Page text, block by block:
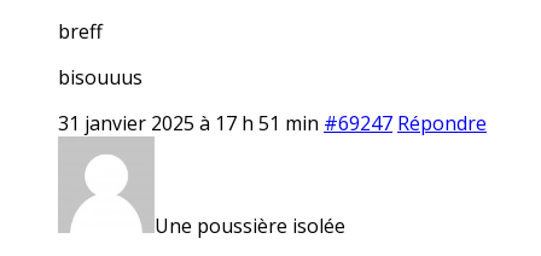
breff
bisouuus
31 janvier 2025 à 17 h 51 min #69247 Répondre
Une poussière isolée